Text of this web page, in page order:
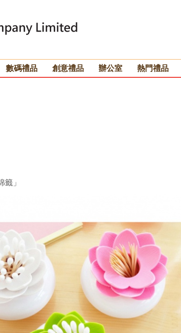
數碼禮品 創意禮品 辦公室 熱門禮品
」